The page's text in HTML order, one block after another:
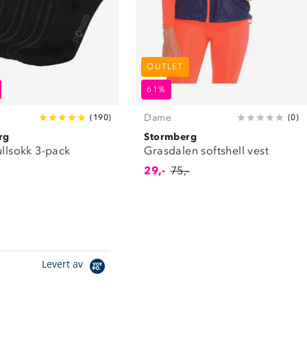
( 190)
3-pack
OUTLET
61%
Dame (0)
Stormberg
Grasdalen softshell vest
29,- 75,-
Levert av